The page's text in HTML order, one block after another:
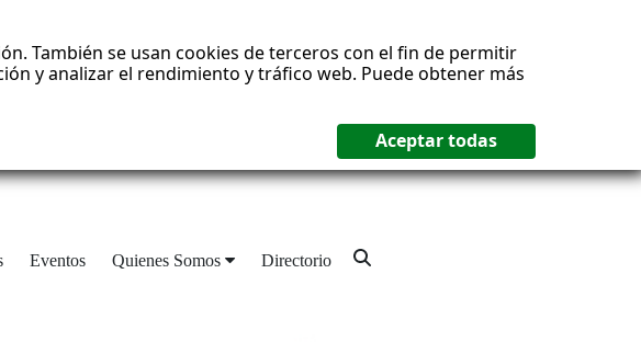
También se usan cookies de terceros con el fin de permitir
y analizar el rendimiento y tráfico web. Puede obtener más
Eventos Quienes Somos Directorio